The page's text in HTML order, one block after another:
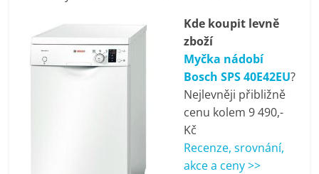
telefony,
kávovary,
bazény
Kde koupit levně
zboží
Myčka nádobí
Bosch SPS 40E42EU?
Nejlevněji přibližně
cenu kolem 9 490,-
Kč
Recenze, srovnání,
akce a ceny >>